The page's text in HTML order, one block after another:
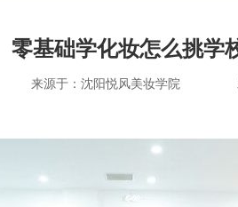
零基础学化妆怎么挑学
来源于：沈阳悦风美妆学院